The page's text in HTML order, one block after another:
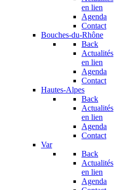
en lien
Agenda
Contact
Bouches-du-Rhône
Back
Actualités
en lien
Agenda
Contact
Hautes-Alpes
Back
Actualités
en lien
Agenda
Contact
Var
Back
Actualités
en lien
Agenda